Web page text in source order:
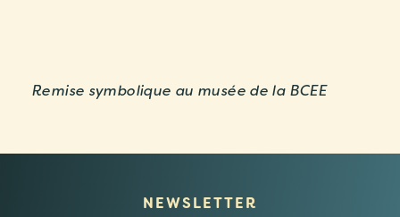
Remise symbolique au musée de la BCEE
NEWSLETTER